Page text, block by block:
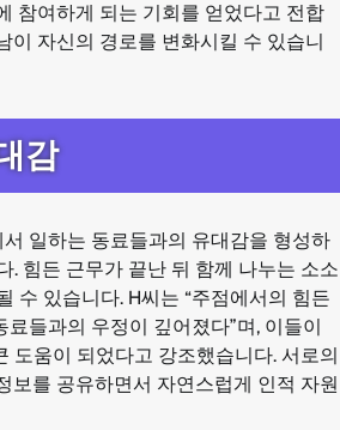
참여하게 되는 기회를 얻었다고 전합
이 자신의 경로를 변화시킬 수 있습니
감
일하는 동료들과의 유대감을 형성하
. 힘든 근무가 끝난 뒤 함께 나누는 소소
수 있습니다. H씨는 “주점에서의 힘든
들과의 우정이 깊어졌다”며, 이들이
도움이 되었다고 강조했습니다. 서로의
보를 공유하면서 자연스럽게 인적 자원